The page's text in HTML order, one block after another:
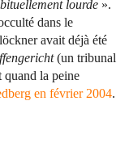
lourde ».
dans le
avait déjà été
(un tribunal
quand la peine
en février 2004.